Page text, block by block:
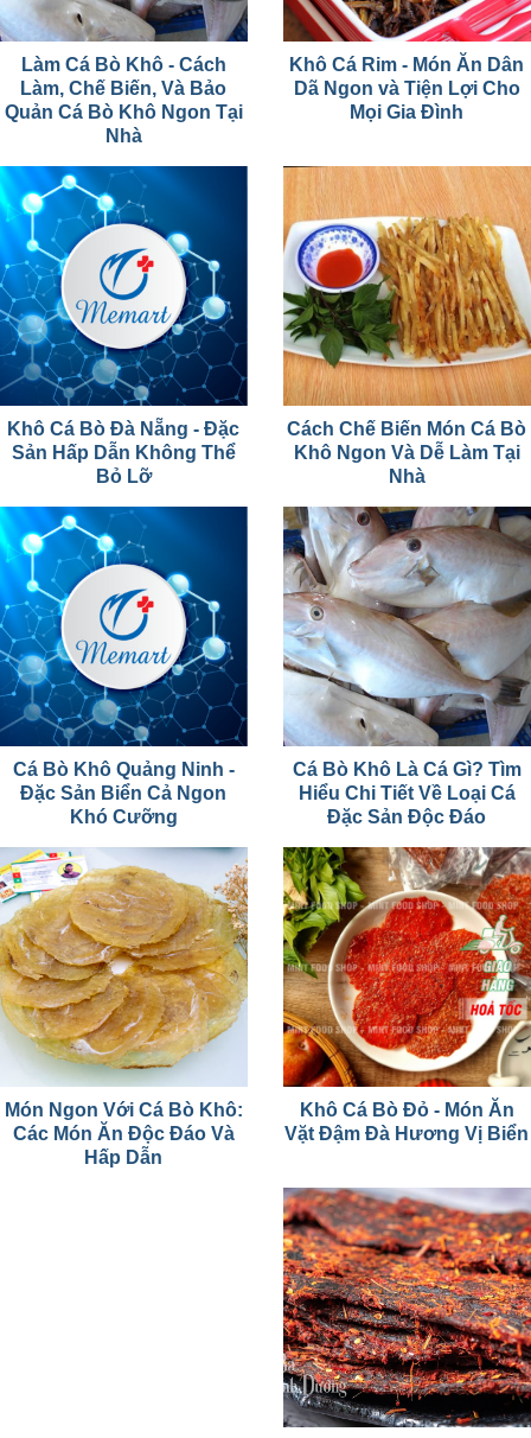
Làm Cá Bò Khô - Cách
Làm, Chế Biến, Và Bảo
Quản Cá Bò Khô Ngon Tại
Nhà
Khô Cá Rim - Món Ăn Dân
Dã Ngon và Tiện Lợi Cho
Mọi Gia Đình
Khô Cá Bò Đà Nẵng - Đặc
Sản Hấp Dẫn Không Thể
Bỏ Lỡ
Cách Chế Biến Món Cá Bò
Khô Ngon Và Dễ Làm Tại
Nhà
Cá Bò Khô Quảng Ninh -
Đặc Sản Biển Cả Ngon
Khó Cưỡng
Cá Bò Khô Là Cá Gì? Tìm
Hiểu Chi Tiết Về Loại Cá
Đặc Sản Độc Đáo
Món Ngon Với Cá Bò Khô:
Các Món Ăn Độc Đáo Và
Hấp Dẫn
Khô Cá Bò Đỏ - Món Ăn
Vặt Đậm Đà Hương Vị Biển